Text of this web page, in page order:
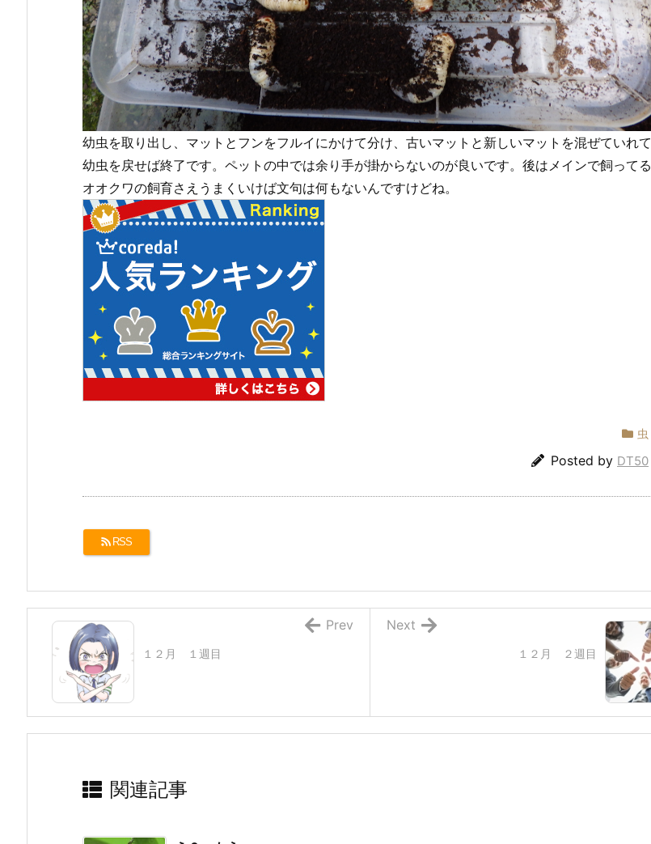
幼虫を取り出し、マットとフンをフルイにかけて分け、古いマットと新しいマットを混ぜていれて
幼虫を戻せば終了です。ペットの中では余り手が掛からないのが良いです。後はメインで飼ってる
オオクワの飼育さえうまくいけば文句は何もないんですけどね。
虫
Posted by DT50
RSS
１２月 ２週目
Next
１２月 １週目
Prev
関連記事